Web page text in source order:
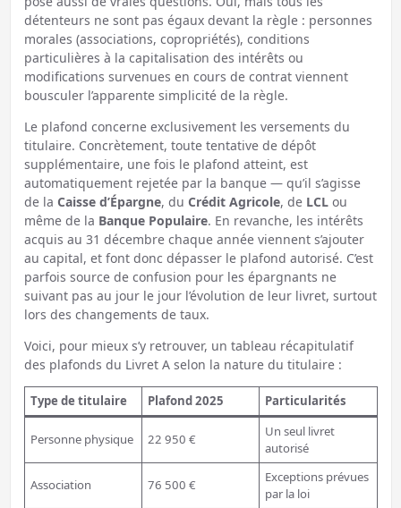
détenteurs ne sont pas égaux devant la règle : personnes
morales (associations, copropriétés), conditions
particulières à la capitalisation des intérêts ou
modifications survenues en cours de contrat viennent
bousculer l’apparente simplicité de la règle.
Le plafond concerne exclusivement les versements du
titulaire. Concrètement, toute tentative de dépôt
supplémentaire, une fois le plafond atteint, est
automatiquement rejetée par la banque — qu’il s’agisse
de la Caisse d’Épargne, du Crédit Agricole, de LCLou
même de la Banque Populaire. En revanche, les intérêts
acquis au 31 décembre chaque année viennent s’ajouter
au capital, et font donc dépasser le plafond autorisé. C’est
parfois source de confusion pour les épargnants ne
suivant pas au jour le jour l’évolution de leur livret, surtout
lors des changements de taux.
Voici, pour mieux s’y retrouver, un tableau récapitulatif
des plafonds du Livret A selon la nature du titulaire :
Type de titulaire Plafond 2025 Particularités
Personne physique 22 950 €
Un seul livret
autorisé
Association 76 500 €
Exceptions prévues
par la loi